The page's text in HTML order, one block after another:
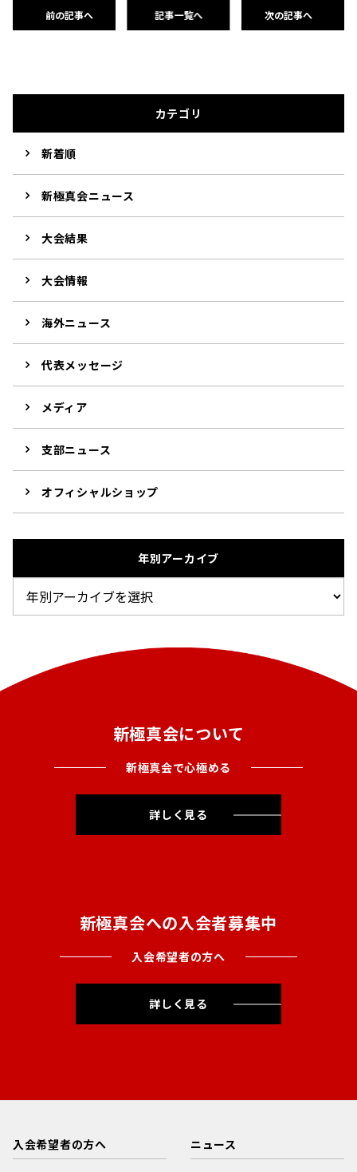
前の記事へ 記事一覧へ 次の記事へ
カテゴリ
新着順
新極真会ニュース
大会結果
大会情報
海外ニュース
代表メッセージ
メディア
支部ニュース
オフィシャルショップ
年別アーカイブ
新極真会について
新極真会で心極める
詳しく見る
新極真会への入会者募集中
入会希望者の方へ
詳しく見る
入会希望者の方へ ニュース